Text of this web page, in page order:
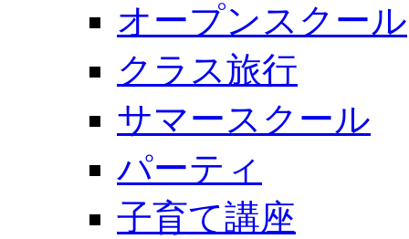
オープンスクール
クラス旅行
サマースクール
パーティ
子育て講座